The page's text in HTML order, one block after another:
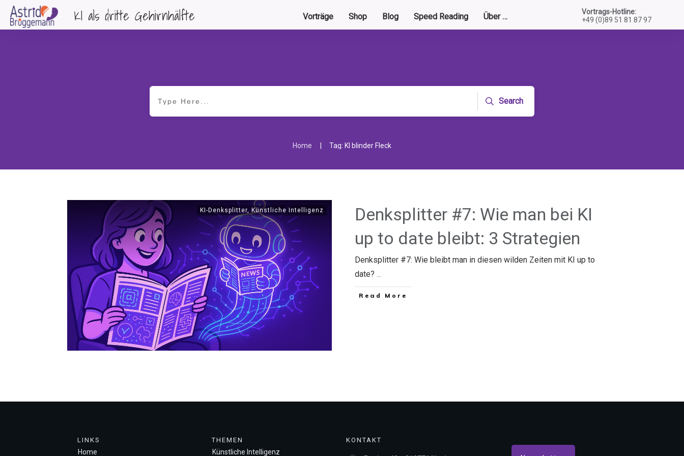
KI als dritte Gehirnhälfte Vorträge Shop Blog Speed Reading Über …
Vortrags-Hotline:
+49 (0)89 51 81 87 97
Search
Home | Tag: KI blinder Fleck
KI-Denksplitter, Künstliche Intelligenz
Denksplitter #7: Wie man bei KI
up to date bleibt: 3 Strategien
Denksplitter #7: Wie bleibt man in diesen wilden Zeiten mit KI up to
date? ...
​Read More
LINKS
Home
THEMEN
Künstliche Intelligenz
KONTAKT